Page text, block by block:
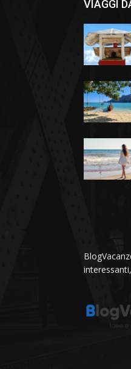
VIAGGI